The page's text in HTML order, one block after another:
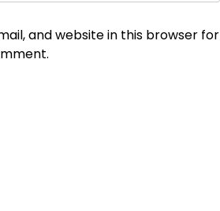
and website in this browser for